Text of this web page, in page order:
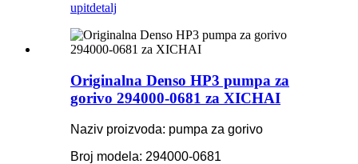
upitdetalj
Originalna Denso HP3 pumpa za
gorivo 294000-0681 za XICHAI
Naziv proizvoda: pumpa za gorivo
Broj modela: 294000-0681